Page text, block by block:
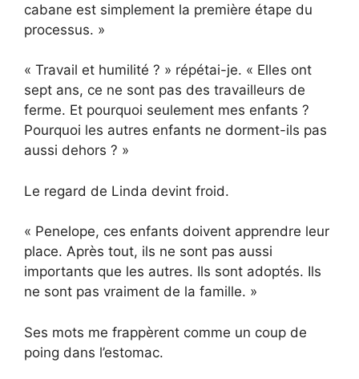
cabane est simplement la première étape du
processus. »
« Travail et humilité ? » répétai-je. « Elles ont
sept ans, ce ne sont pas des travailleurs de
ferme. Et pourquoi seulement mes enfants ?
Pourquoi les autres enfants ne dorment-ils pas
aussi dehors ? »
Le regard de Linda devint froid.
« Penelope, ces enfants doivent apprendre leur
place. Après tout, ils ne sont pas aussi
importants que les autres. Ils sont adoptés. Ils
ne sont pas vraiment de la famille. »
Ses mots me frappèrent comme un coup de
poing dans l’estomac.